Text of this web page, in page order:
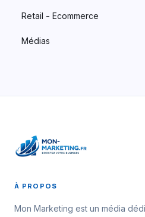
Retail - Ecommerce
Médias
À PROPOS
Mon Marketing est un média